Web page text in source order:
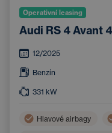
Operativní leasing
Audi RS 4 Avant
12/2025
Benzín
331 kW
Hlavové airbagy